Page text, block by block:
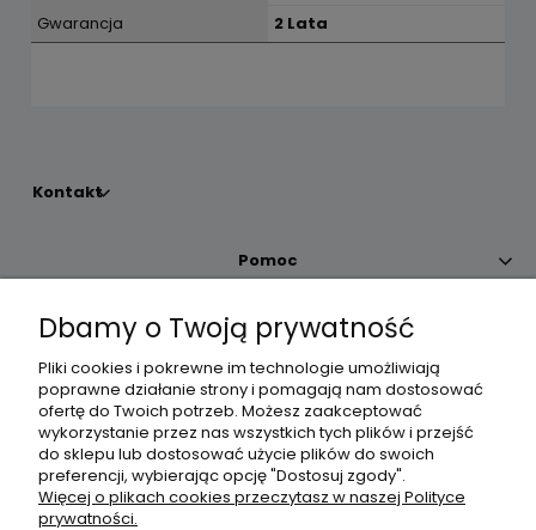
Gwarancja
2 Lata
Kontakt
Pomoc
Moje konto
Płatności i dostawa
Informacje
Dbamy o Twoją prywatność
Pliki cookies i pokrewne im technologie umożliwiają
poprawne działanie strony i pomagają nam dostosować
ofertę do Twoich potrzeb. Możesz zaakceptować
wykorzystanie przez nas wszystkich tych plików i przejść
do sklepu lub dostosować użycie plików do swoich
preferencji, wybierając opcję "Dostosuj zgody".
Więcej o plikach cookies przeczytasz w naszej Polityce
prywatności.